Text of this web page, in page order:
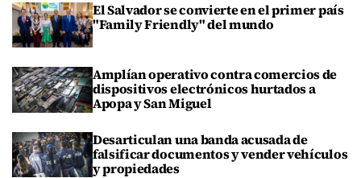
El Salvador se convierte en el primer país
"Family Friendly" del mundo
Amplían operativo contra comercios de
dispositivos electrónicos hurtados a
Apopa y San Miguel
Desarticulan una banda acusada de
falsificar documentos y vender vehículos
y propiedades